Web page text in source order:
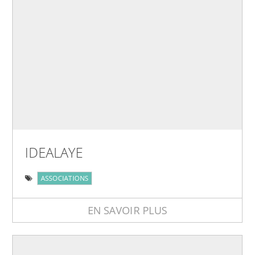
IDEALAYE
ASSOCIATIONS
EN SAVOIR PLUS